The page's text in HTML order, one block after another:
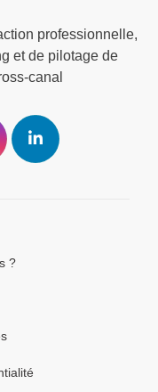
professionnelle,
et de pilotage de
canal
?